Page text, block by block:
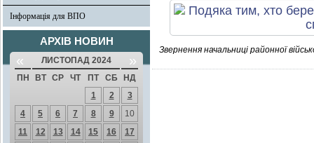
Інформація для ВПО
АРХІВ НОВИН
« ЛИСТОПАД 2024 »
ПН ВТ СР ЧТ ПТ СБ
НД
1
2
3
4
5 6 7 8 9
10
11
12 13 14 15 16
17
Звернення начальниці районної